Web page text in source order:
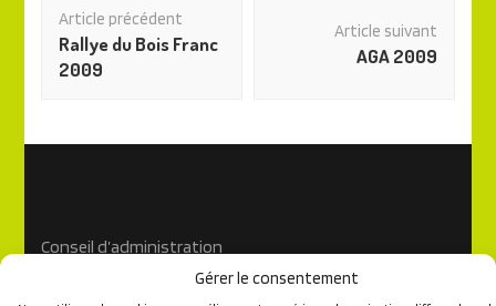
Gérer le consentement
des
articles
Article précédent
Rallye du Bois Franc
2009
Article suivant
AGA 2009
Conseil d’administration
Règlements généraux